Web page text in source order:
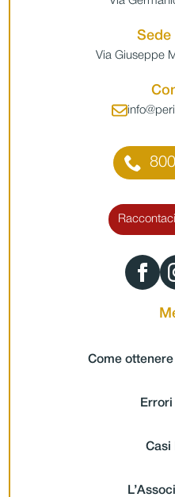
Sede
Via Giuseppe
Come
Casi